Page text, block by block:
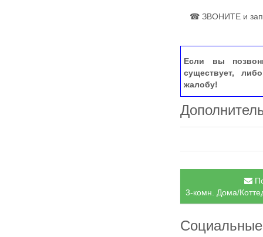
☎ ЗВОНИТЕ и
Если вы
существует,
жалобу!
3-комн. Дома/